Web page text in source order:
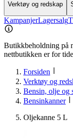
Verktøy og redskap
KampanjerLagersalg
Butikkbeholdning på
nettbutikken er for
Forsiden
Verktøy og
Bensin, olje og
Bensinkanner
Oljekanne 5 L